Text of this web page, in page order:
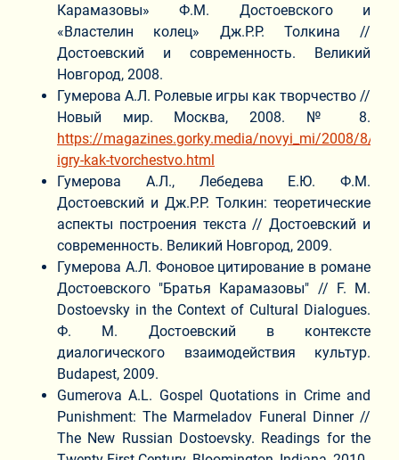
Карамазовы» Ф.М. Достоевского и
«Властелин колец» Дж.Р.Р. Толкина //
Достоевский и современность. Великий
Новгород, 2008.
Гумерова А.Л. Ролевые игры как творчество //
Новый мир. Москва, 2008. № 8.
https://magazines.gorky.media/novyi_mi/2008/8/
igry-kak-tvorchestvo.html
Гумерова А.Л., Лебедева Е.Ю. Ф.М.
Достоевский и Дж.Р.Р. Толкин: теоретические
аспекты построения текста // Достоевский и
современность. Великий Новгород, 2009.
Гумерова А.Л. Фоновое цитирование в романе
Достоевского "Братья Карамазовы" // F. M.
Dostoevsky in the Context of Cultural Dialogues.
Ф. М. Достоевский в контексте
диалогического взаимодействия культур.
Budapest, 2009.
Gumerova A.L. Gospel Quotations in Crime and
Punishment: The Marmeladov Funeral Dinner //
The New Russian Dostoevsky. Readings for the